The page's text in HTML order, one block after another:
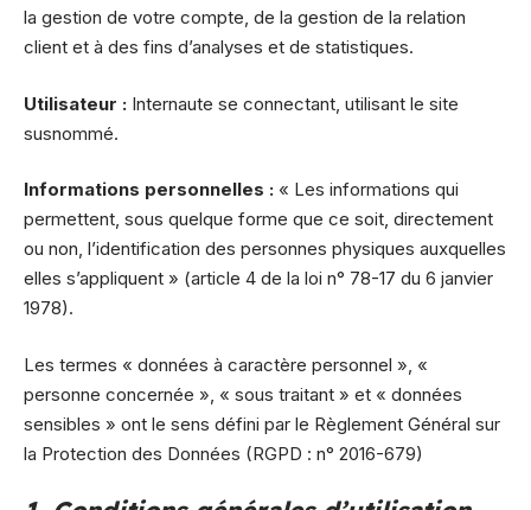
la gestion de votre compte, de la gestion de la relation
client et à des fins d’analyses et de statistiques.
Utilisateur : Internaute se connectant, utilisant le site
susnommé.
Informations personnelles : « Les informations qui
permettent, sous quelque forme que ce soit, directement
ou non, l’identification des personnes physiques auxquelles
elles s’appliquent » (article 4 de la loi n° 78-17 du 6 janvier
1978).
Les termes « données à caractère personnel », «
personne concernée », « sous traitant » et « données
sensibles » ont le sens défini par le Règlement Général sur
la Protection des Données (RGPD : n° 2016-679)